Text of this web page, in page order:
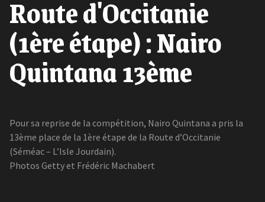
Route d'Occitanie
(1ère étape) : Nairo
Quintana 13ème
Pour sa reprise de la compétition, Nairo Quintana a pris la
13ème place de la 1ère étape de la Route d’Occitanie
(Séméac – L’Isle Jourdain).
Photos Getty et Frédéric Machabert